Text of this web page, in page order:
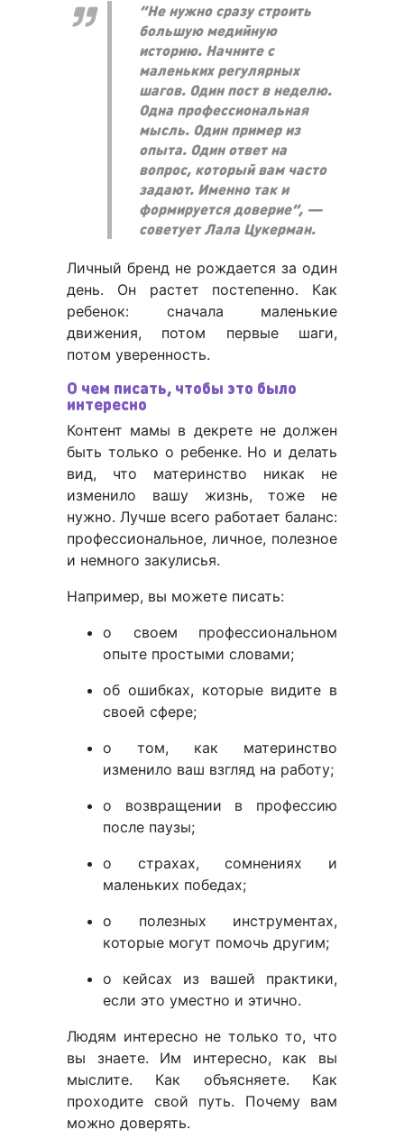
“Не нужно сразу строить
большую медийную
историю. Начните с
маленьких регулярных
шагов. Один пост в неделю.
Одна профессиональная
мысль. Один пример из
опыта. Один ответ на
вопрос, который вам часто
задают. Именно так и
формируется доверие”, —
советует Лала Цукерман.
Личный бренд не рождается за один
день. Он растет постепенно. Как
ребенок: сначала маленькие
движения, потом первые шаги,
потом уверенность.
О чем писать, чтобы это было
интересно
Контент мамы в декрете не должен
быть только о ребенке. Но и делать
вид, что материнство никак не
изменило вашу жизнь, тоже не
нужно. Лучше всего работает баланс:
профессиональное, личное, полезное
и немного закулисья.
Например, вы можете писать:
о своем профессиональном
опыте простыми словами;
об ошибках, которые видите в
своей сфере;
о том, как материнство
изменило ваш взгляд на работу;
о возвращении в профессию
после паузы;
о страхах, сомнениях и
маленьких победах;
о полезных инструментах,
которые могут помочь другим;
о кейсах из вашей практики,
если это уместно и этично.
Людям интересно не только то, что
вы знаете. Им интересно, как вы
мыслите. Как объясняете. Как
проходите свой путь. Почему вам
можно доверять.